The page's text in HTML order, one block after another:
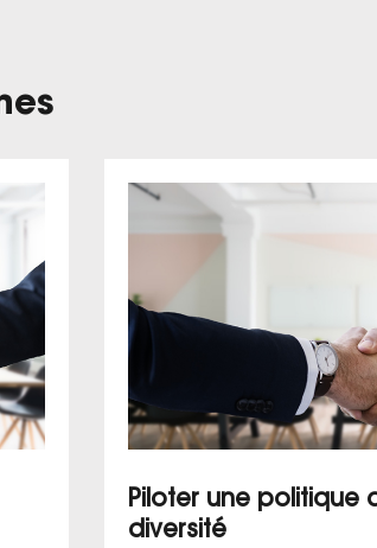
Piloter une politique
diversité